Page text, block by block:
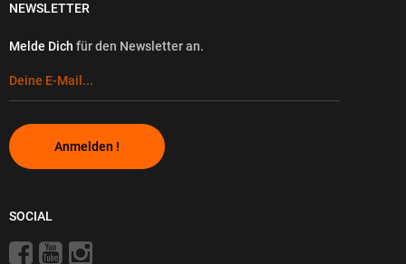
NEWSLETTER
Melde Dich für den Newsletter an.
Anmelden !
SOCIAL